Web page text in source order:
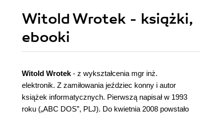
Witold Wrotek - książki,
ebooki
Witold Wrotek - z wykształcenia mgr inż.
elektronik. Z zamiłowania jeździec konny i autor
książek informatycznych. Pierwszą napisał w 1993
roku („ABC DOS”, PLJ). Do kwietnia 2008 powstało